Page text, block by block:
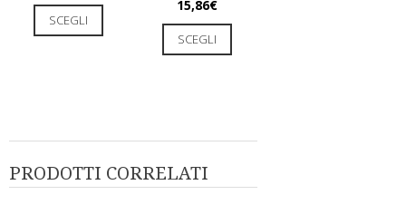
SCEGLI
15,86€
SCEGLI
PRODOTTI CORRELATI